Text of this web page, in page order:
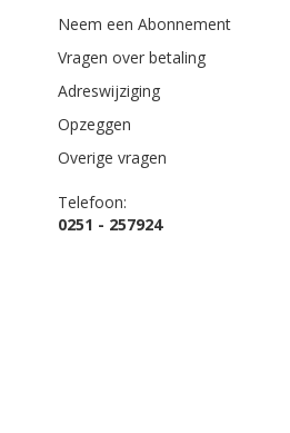
Neem een Abonnement
Vragen over betaling
Adreswijziging
Opzeggen
Overige vragen
Telefoon:
0251 - 257924